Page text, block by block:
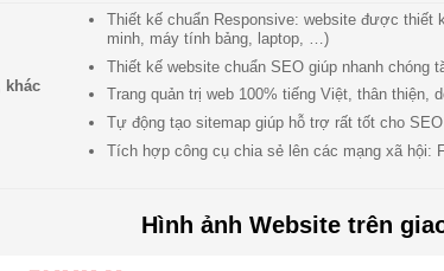
khác
Thiết kế chuẩn Responsive: website được
minh, máy tính bảng, laptop, …)
Thiết kế website chuẩn SEO giúp nhanh chóng
Trang quản trị web 100% tiếng Việt, thân thiện,
Tự động tạo sitemap giúp hỗ trợ rất tốt cho SEO
Tích hợp công cụ chia sẻ lên các mạng xã hội:
Hình ảnh Website trên